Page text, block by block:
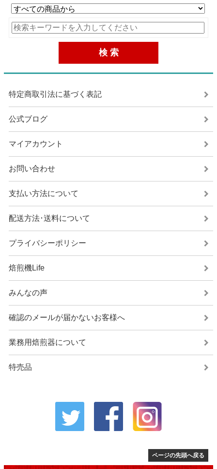
特定商取引法に基づく表記
公式ブログ
マイアカウント
お問い合わせ
支払い方法について
配送方法･送料について
プライバシーポリシー
焙煎機Life
みんなの声
確認のメールが届かないお客様へ
業務用焙煎器について
特売品
ページの先頭へ戻る